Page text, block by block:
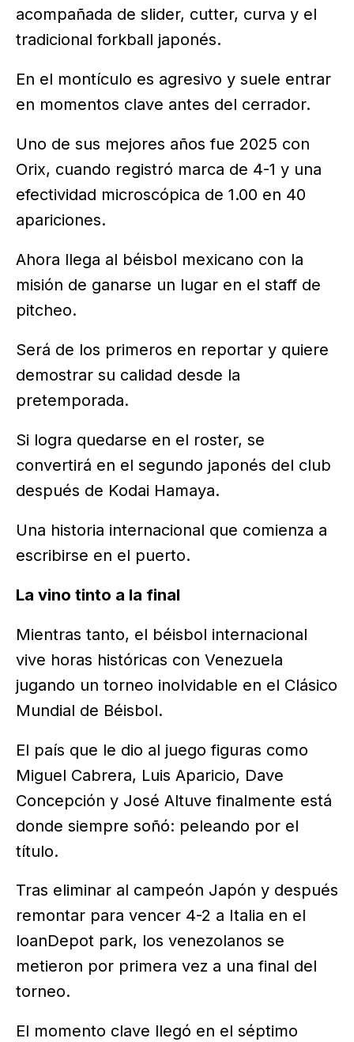
acompañada de slider, cutter, curva y el
tradicional forkball japonés.
En el montículo es agresivo y suele entrar
en momentos clave antes del cerrador.
Uno de sus mejores años fue 2025 con
Orix, cuando registró marca de 4-1 y una
efectividad microscópica de 1.00 en 40
apariciones.
Ahora llega al béisbol mexicano con la
misión de ganarse un lugar en el staff de
pitcheo.
Será de los primeros en reportar y quiere
demostrar su calidad desde la
pretemporada.
Si logra quedarse en el roster, se
convertirá en el segundo japonés del club
después de Kodai Hamaya.
Una historia internacional que comienza a
escribirse en el puerto.
La vino tinto a la final
Mientras tanto, el béisbol internacional
vive horas históricas con Venezuela
jugando un torneo inolvidable en el Clásico
Mundial de Béisbol.
El país que le dio al juego figuras como
Miguel Cabrera, Luis Aparicio, Dave
Concepción y José Altuve finalmente está
donde siempre soñó: peleando por el
título.
Tras eliminar al campeón Japón y después
remontar para vencer 4-2 a Italia en el
loanDepot park, los venezolanos se
metieron por primera vez a una final del
torneo.
El momento clave llegó en el séptimo